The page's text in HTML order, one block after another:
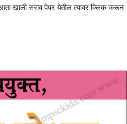
खाली सराव पेपर येतील त्यावर क्लिक करून